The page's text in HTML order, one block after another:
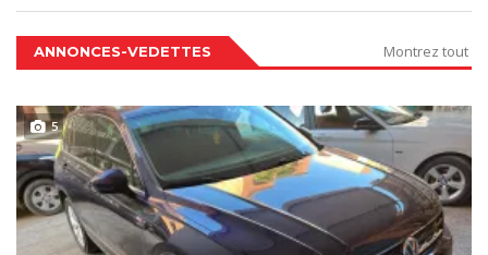
ANNONCES-VEDETTES Montrez tout
5 SPECIAL